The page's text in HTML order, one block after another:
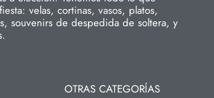
velas, cortinas, vasos, platos,
souvenirs de despedida de soltera, y
OTRAS CATEGORÍAS